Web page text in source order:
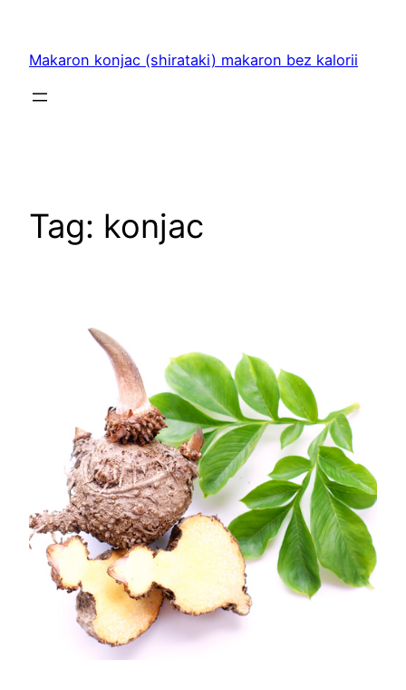
treściMakaron konjac (shirataki) makaron bez kalorii
Tag: konjac